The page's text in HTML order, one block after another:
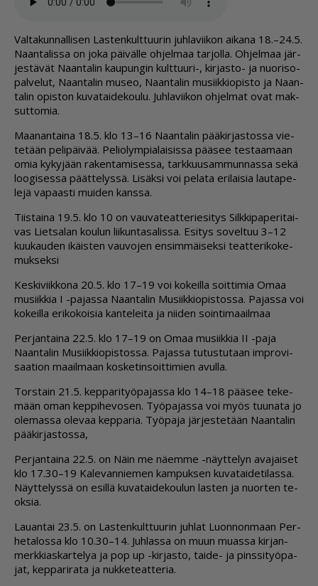
Val­ta­kun­nal­li­sen Las­ten­kult­tuu­rin juh­la­vii­kon ai­ka­na 18.–24.5.
Naan­ta­lis­sa on joka päi­väl­le oh­jel­maa tar­jol­la. Oh­jel­maa jär­
jes­tä­vät Naan­ta­lin kau­pun­gin kult­tuu­ri-, kir­jas­to- ja nuo­ri­so­
pal­ve­lut, Naan­ta­lin mu­seo, Naan­ta­lin mu­siik­ki­o­pis­to ja Naan­
ta­lin opis­ton ku­va­tai­de­kou­lu. Juh­la­vii­kon oh­jel­mat ovat mak­
sut­to­mia.
Maa­nan­tai­na 18.5. klo 13–16 Naan­ta­lin pää­kir­jas­tos­sa vie­
te­tään pe­li­päi­vää. Pe­li­o­lym­pi­a­lai­sis­sa pää­see tes­taa­maan
omia ky­ky­jään ra­ken­ta­mi­ses­sa, tark­kuu­sam­mun­nas­sa sekä
loo­gi­ses­sa päät­te­lys­sä. Li­säk­si voi pe­la­ta eri­lai­sia lau­ta­pe­
le­jä va­paas­ti mui­den kans­sa.
Tiis­tai­na 19.5. klo 10 on vau­va­te­at­te­rie­si­tys Silk­ki­pa­pe­ri­tai­
vas Liet­sa­lan kou­lun lii­kun­ta­sa­lis­sa. Esi­tys so­vel­tuu 3–12
kuu­kau­den ikäis­ten vau­vo­jen en­sim­mäi­sek­si te­at­te­ri­ko­ke­
muk­sek­si
Kes­ki­viik­ko­na 20.5. klo 17–19 voi ko­keil­la soit­ti­mia Omaa
mu­siik­kia I -pa­jas­sa Naan­ta­lin Mu­siik­ki­o­pis­tos­sa. Pa­jas­sa voi
ko­keil­la eri­ko­koi­sia kan­te­lei­ta ja nii­den soin­ti­maa­il­maa
Per­jan­tai­na 22.5. klo 17–19 on Omaa mu­siik­kia II -paja
Naan­ta­lin Mu­siik­ki­o­pis­tos­sa. Pa­jas­sa tu­tus­tu­taan imp­ro­vi­
saa­ti­on maa­il­maan kos­ke­tin­soit­ti­mien avul­la.
Tors­tain 21.5. kep­pa­ri­työ­pa­jas­sa klo 14–18 pää­see te­ke­
mään oman kep­pi­he­vo­sen. Työ­pa­jas­sa voi myös tuu­na­ta jo
ole­mas­sa ole­vaa kep­pa­ria. Työ­pa­ja jär­jes­te­tään Naan­ta­lin
pää­kir­jas­tos­sa,
Per­jan­tai­na 22.5. on Näin me nä­em­me -näyt­te­lyn ava­jai­set
klo 17.30–19 Ka­le­van­nie­men kam­puk­sen ku­va­tai­de­ti­las­sa.
Näyt­te­lys­sä on esil­lä ku­va­tai­de­kou­lun las­ten ja nuor­ten te­
ok­sia.
Lau­an­tai 23.5. on Las­ten­kult­tuu­rin juh­lat Luon­non­maan Per­
he­ta­los­sa klo 10.30–14. Juh­las­sa on muun mu­as­sa kir­jan­
merk­ki­as­kar­te­lya ja pop up -kir­jas­to, tai­de- ja pins­si­työ­pa­
jat, kep­pa­ri­ra­ta ja nuk­ke­te­at­te­ria.